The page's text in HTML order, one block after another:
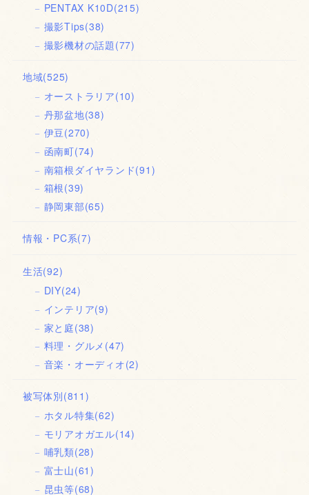
PENTAX K10D(215)
撮影Tips(38)
撮影機材の話題 (77)
地域(525)
オーストラリア(10)
丹那盆地(38)
伊豆(270)
函南町(74)
南箱根ダイヤランド(91)
箱根(39)
静岡東部(65)
情報・PC系(7)
生活(92)
DIY(24)
インテリア(9)
家と庭(38)
料理・グルメ (47)
音楽・オーディオ(2)
被写体別(811)
ホタル特集(62)
モリアオガエル(14)
哺乳類(28)
富士山(61)
昆虫等(68)